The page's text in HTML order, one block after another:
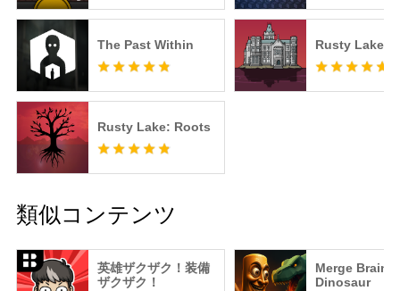
The Past Within Rusty Lake
Rusty Lake: Roots
類似コンテンツ
英雄ザクザク！装備
ザクザク！
Merge
Dinosaur